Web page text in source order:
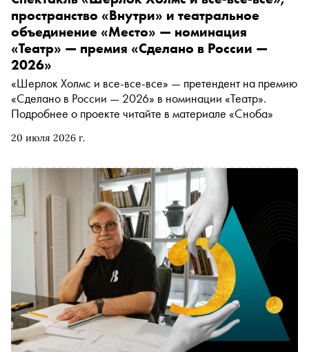
20 июля 2026 г.
пространство «Внутри» и театральное
объединение «Место» — номинация
«Театр» — премия «Сделано в России —
2026»
«Шерлок Холмс и все-все-все» — претендент на премию
«Сделано в России — 2026» в номинации «Театр».
Подробнее о проекте читайте в материале «Сноба»